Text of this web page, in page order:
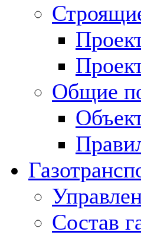
Общие
Состав